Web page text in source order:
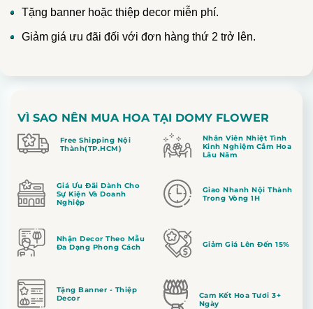
Tặng banner hoặc thiệp decor miễn phí.
Giảm giá ưu đãi đối với đơn hàng thứ 2 trở lên.
VÌ SAO NÊN MUA HOA TẠI DOMY FLOWER
Free Shipping Nội
Thành(TP.HCM)
Nhân Viên Nhiệt Tình
Kinh Nghiệm Cắm Hoa
Lâu Năm
Giá Ưu Đãi Dành Cho
Sự Kiện Và Doanh
Nghiệp
Giao Nhanh Nội Thành
Trong Vòng 1H
Nhận Decor Theo Mẫu
Đa Dạng Phong Cách
Giảm Giá Lên Đến 15%
Tặng Banner - Thiệp
Decor
Cam Kết Hoa Tươi 3+
Ngày